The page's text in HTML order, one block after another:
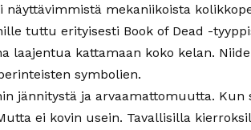
näyttävimmistä mekaniikoista
tuttu erityisesti Book of Dead -
laajentua kattamaan koko kelan.
symbolien.
jännitystä ja arvaamattomuutta. Kun
ei kovin usein. Tavallisilla